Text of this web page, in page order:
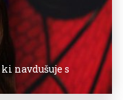
navdušuje s